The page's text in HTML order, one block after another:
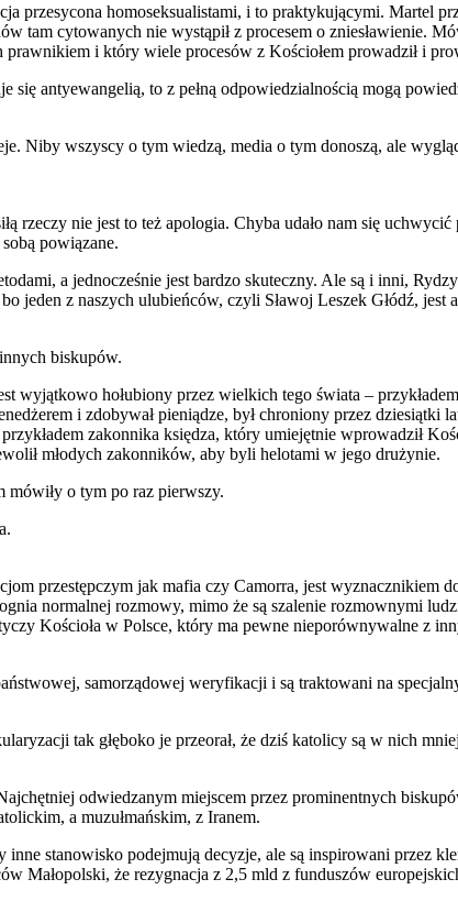
przesycona homoseksualistami, i to praktykującymi. Martel
tam cytowanych nie wystąpił z procesem o zniesławienie.
i który wiele procesów z Kościołem prowadził i
antyewangelią, to z pełną odpowiedzialnością mogą
Niby wszyscy o tym wiedzą, media o tym donoszą, ale
rzeczy nie jest to też apologia. Chyba udało nam się
powiązane.
a jednocześnie jest bardzo skuteczny. Ale są i inni,
jeden z naszych ulubieńców, czyli Sławoj Leszek Głódź,
biskupów.
wyjątkowo hołubiony przez wielkich tego świata –
i zdobywał pieniądze, był chroniony przez dziesiątki
zakonnika księdza, który umiejętnie wprowadził
młodych zakonników, aby byli helotami w jego drużynie.
mówiły o tym po raz pierwszy.
przestępczym jak mafia czy Camorra, jest wyznacznikiem
normalnej rozmowy, mimo że są szalenie rozmownymi
Kościoła w Polsce, który ma pewne nieporównywalne z
samorządowej weryfikacji i są traktowani na
tak głęboko je przeorał, że dziś katolicy są w nich
odwiedzanym miejscem przez prominentnych
a muzułmańskim, z Iranem.
stanowisko podejmują decyzje, ale są inspirowani przez
Małopolski, że rezygnacja z 2,5 mld z funduszów